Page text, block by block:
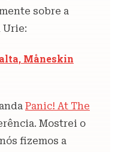
sobre a
Urie:
Måneskin
Panic! At The
Mostrei o
fizemos a